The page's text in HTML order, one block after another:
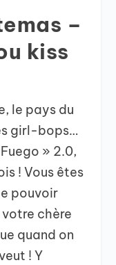
–
kiss
le pays du
girl-bops…
» 2.0,
! Vous êtes
pouvoir
chère
quand on
! Y